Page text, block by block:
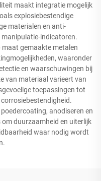
maakt integratie mogelijk
explosiebestendige
materialen en anti-
indicatoren.
maat gemaakte metalen
waaronder
en waarschuwingen bij
van materiaal varieert van
toepassingen tot
anodiseren en
duurzaamheid en uiterlijk
waar nodig wordt